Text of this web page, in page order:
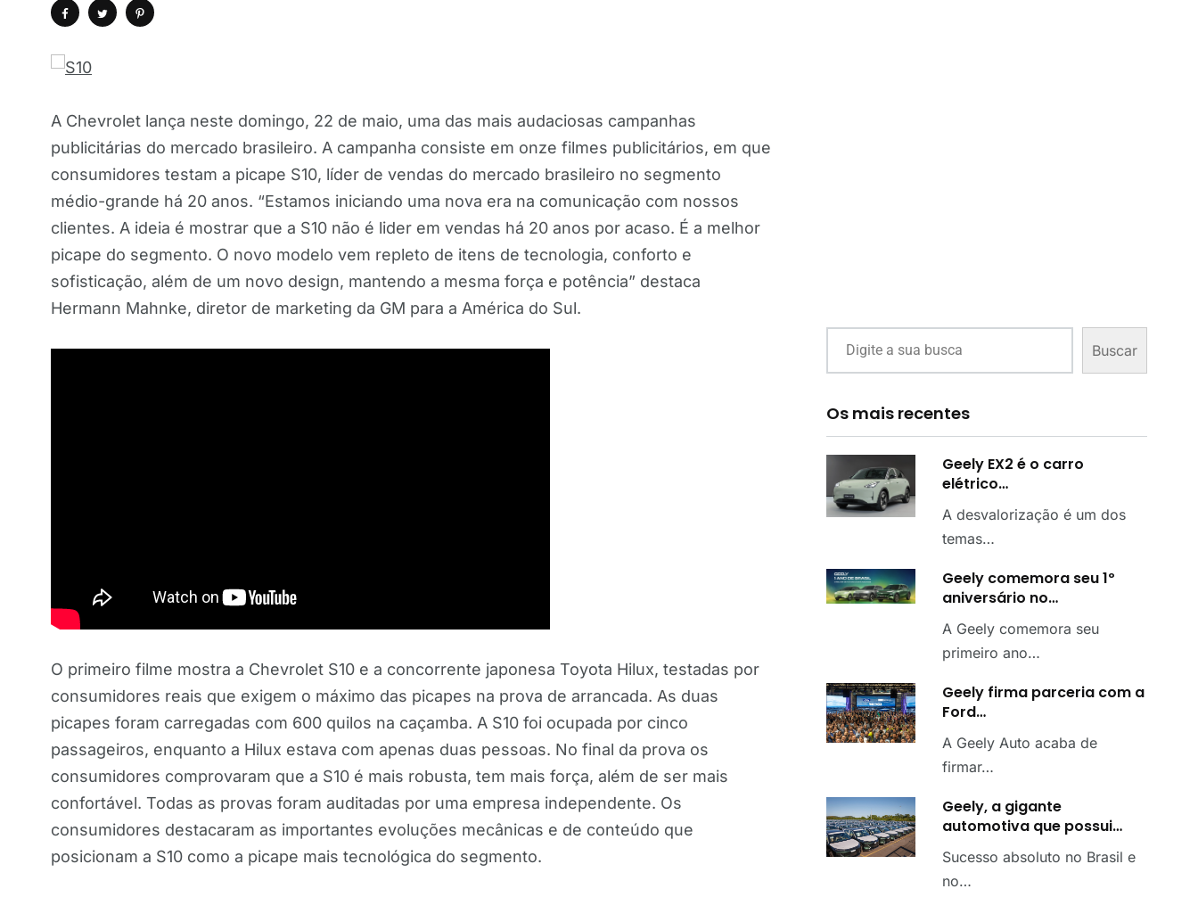
A Chevrolet lança neste domingo, 22 de maio, uma das mais audaciosas campanhas
publicitárias do mercado brasileiro. A campanha consiste em onze filmes publicitários, em que
consumidores testam a picape S10, líder de vendas do mercado brasileiro no segmento
médio-grande há 20 anos. “Estamos iniciando uma nova era na comunicação com nossos
clientes. A ideia é mostrar que a S10 não é lider em vendas há 20 anos por acaso. É a melhor
picape do segmento. O novo modelo vem repleto de itens de tecnologia, conforto e
sofisticação, além de um novo design, mantendo a mesma força e potência” destaca
Hermann Mahnke, diretor de marketing da GM para a América do Sul.
O primeiro filme mostra a Chevrolet S10 e a concorrente japonesa Toyota Hilux, testadas por
consumidores reais que exigem o máximo das picapes na prova de arrancada. As duas
picapes foram carregadas com 600 quilos na caçamba. A S10 foi ocupada por cinco
passageiros, enquanto a Hilux estava com apenas duas pessoas. No final da prova os
consumidores comprovaram que a S10 é mais robusta, tem mais força, além de ser mais
confortável. Todas as provas foram auditadas por uma empresa independente. Os
consumidores destacaram as importantes evoluções mecânicas e de conteúdo que
posicionam a S10 como a picape mais tecnológica do segmento.
Buscar
Os mais recentes
Geely EX2 é o carro
elétrico…
A desvalorização é um dos
temas…
Geely comemora seu 1º
aniversário no…
A Geely comemora seu
primeiro ano…
Geely firma parceria com a
Ford…
A Geely Auto acaba de
firmar…
Geely, a gigante
automotiva que possui…
Sucesso absoluto no Brasil e
no…